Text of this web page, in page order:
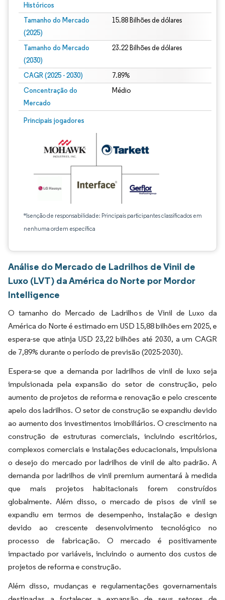
Históricos
Tamanho do Mercado
(2025)
15.88 Bilhões de dólares
Tamanho do Mercado
(2030)
23.22 Bilhões de dólares
CAGR (2025 - 2030) 7.89%
Concentração do
Mercado
Médio
Principais jogadores
*Isenção de responsabilidade: Principais participantes classificados em
nenhuma ordem específica
Análise do Mercado de Ladrilhos de Vinil de
Luxo (LVT) da América do Norte por Mordor
Intelligence
O tamanho do Mercado de Ladrilhos de Vinil de Luxo da
América do Norte é estimado em USD 15,88 bilhões em 2025, e
espera-se que atinja USD 23,22 bilhões até 2030, a um CAGR
de 7,89% durante o período de previsão (2025-2030).
Espera-se que a demanda por ladrilhos de vinil de luxo seja
impulsionada pela expansão do setor de construção, pelo
aumento de projetos de reforma e renovação e pelo crescente
apelo dos ladrilhos. O setor de construção se expandiu devido
ao aumento dos investimentos imobiliários. O crescimento na
construção de estruturas comerciais, incluindo escritórios,
complexos comerciais e instalações educacionais, impulsiona
o desejo do mercado por ladrilhos de vinil de alto padrão. A
demanda por ladrilhos de vinil premium aumentará à medida
que mais projetos habitacionais forem construídos
globalmente. Além disso, o mercado de pisos de vinil se
expandiu em termos de desempenho, instalação e design
devido ao crescente desenvolvimento tecnológico no
processo de fabricação. O mercado é positivamente
impactado por variáveis, incluindo o aumento dos custos de
projetos de reforma e construção.
Além disso, mudanças e regulamentações governamentais